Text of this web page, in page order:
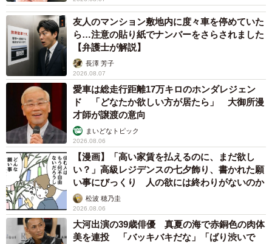
友人のマンション敷地内に度々車を停めていた
ら…注意の貼り紙でナンバーをさらされました
【弁護士が解説】
長澤 芳子
2026.08.07
愛車は総走行距離17万キロのホンダレジェン
ド 「どなたか欲しい方が居たら」 大御所漫
才師が譲渡の意向
まいどなトピック
2026.08.06
【漫画】「高い家賃を払えるのに、まだ欲し
い？」高級レジデンスの七夕飾り、書かれた願
い事にびっくり 人の欲には終わりがないのか
松波 穂乃圭
2026.08.06
大河出演の39歳俳優 真夏の海で赤銅色の肉体
美を連投 「バッキバキだな」「ばり渋いで